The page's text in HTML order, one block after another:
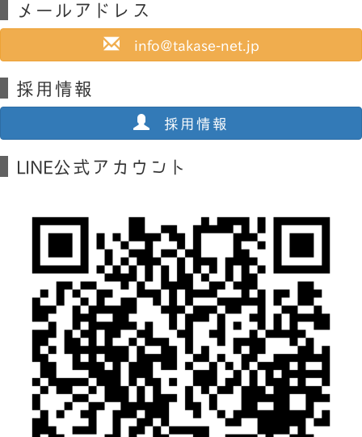
メールアドレス
info@takase-net.jp
採用情報
採用情報
LINE公式アカウント